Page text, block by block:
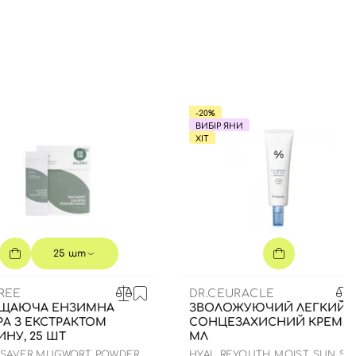
25 шт
ЕНЗИМНА
З ЕКСТРАКТОМ
25 ШТ
-20%
ВИБІР ЯНИ
ХІТ
DR.CEURACLE
ЗВОЛОЖУЮЧИЙ ЛЕГКИЙ
СОНЦЕЗАХИСНИЙ КРЕМ,
МЛ